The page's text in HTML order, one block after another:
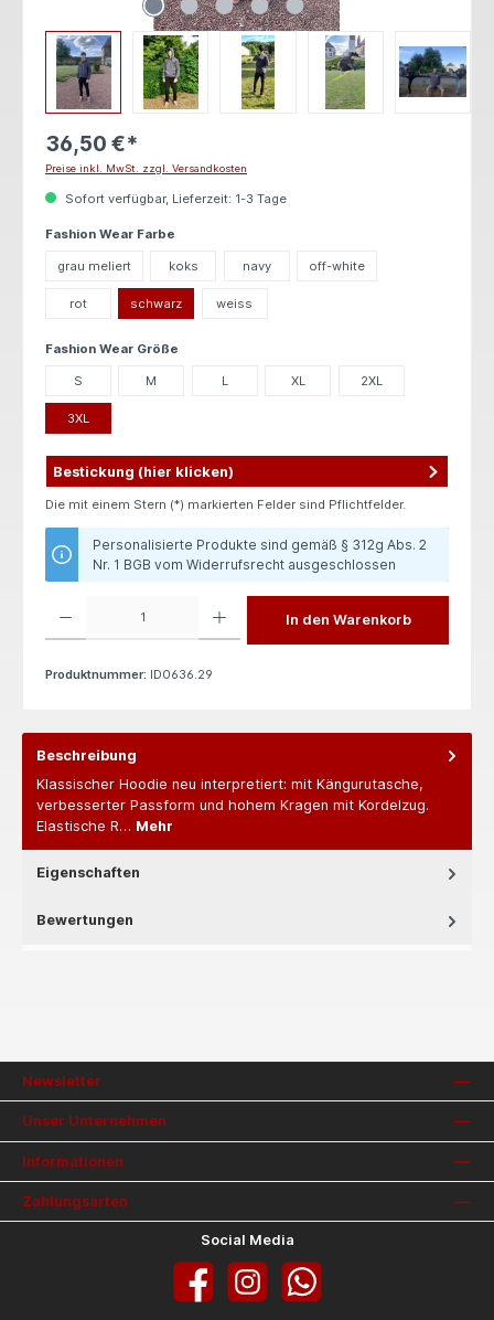
36,50 €*
Preise inkl. MwSt. zzgl. Versandkosten
Sofort verfügbar, Lieferzeit: 1-3 Tage
Fashion Wear Farbe
grau meliert koks navy off-white
rot schwarz weiss
Fashion Wear Größe
S M L XL 2XL
3XL
Bestickung (hier klicken)
Die mit einem Stern (*) markierten Felder sind Pflichtfelder.
Personalisierte Produkte sind gemäß § 312g Abs. 2
Nr. 1 BGB vom Widerrufsrecht ausgeschlossen
In den Warenkorb
Produktnummer: ID0636.29
Beschreibung
Klassischer Hoodie neu interpretiert: mit Kängurutasche,
verbesserter Passform und hohem Kragen mit Kordelzug.
Elastische R… Mehr
Eigenschaften
Bewertungen
Newsletter
Unser Unternehmen
Informationen
Zahlungsarten
Social Media
Facebook InstagramWhatsApp